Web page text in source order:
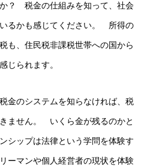
？ 税金の仕組みを知って、社会
るかも感じてください。 所得の
も、住民税非課税世帯への国から
じられます。
金のシステムを知らなければ、税
ません。 いくら金が残るのかと
シップは法律という学問を体験す
ーマンや個人経営者の現状を体験